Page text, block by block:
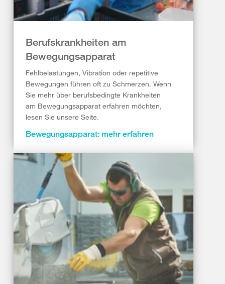
Berufskrankheiten am
Bewegungsapparat
Fehlbelastungen, Vibration oder repetitive
Bewegungen führen oft zu Schmerzen. Wenn
Sie mehr über berufsbedingte Krankheiten
am Bewegungsapparat erfahren möchten,
lesen Sie unsere Seite.
Bewegungsapparat: mehr erfahren